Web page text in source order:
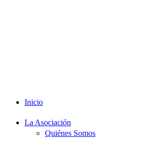
Inicio
La Asociación
Quiénes Somos